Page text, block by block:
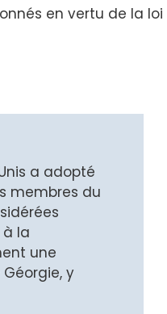
en vertu de la loi
a adopté
membres du
la
une
y